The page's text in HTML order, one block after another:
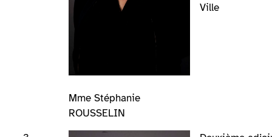
Mme Stéphanie
ROUSSELIN
Ville